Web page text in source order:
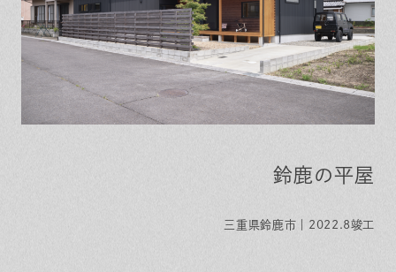
鈴鹿の平屋
三重県鈴鹿市｜2022.8竣工